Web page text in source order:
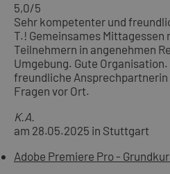
5,0/5
Sehr kompetenter und
T.! Gemeinsames Mittagessen
Teilnehmern in angenehmen
Umgebung. Gute
freundliche
Fragen vor Ort.
K.A.
am 28.05.2025 in Stuttgart
Adobe Premiere Pro -